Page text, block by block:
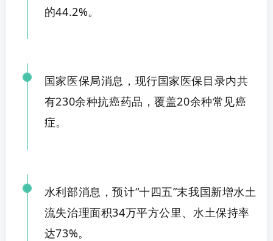
的44.2%。
国家医保局消息，现行国家医保目录内共
有230余种抗癌药品，覆盖20余种常见癌
症。
水利部消息，预计“十四五”末我国新增水土
流失治理面积34万平方公里、水土保持率
达73%。